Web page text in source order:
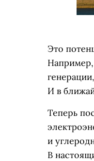
Это
Например,
И в
Теперь
и
В